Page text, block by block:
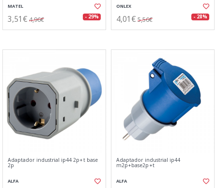
MATEL
3,51€ 4,96€ - 29%
ONLEX
4,01€ 5,56€ - 28%
Adaptador industrial ip44 2p+t base
2p
ALFA
Adaptador industrial ip44
m2p+base2p+t
ALFA